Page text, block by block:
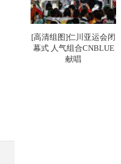
[高清组图]仁川亚运会闭
幕式 人气组合CNBLUE
献唱